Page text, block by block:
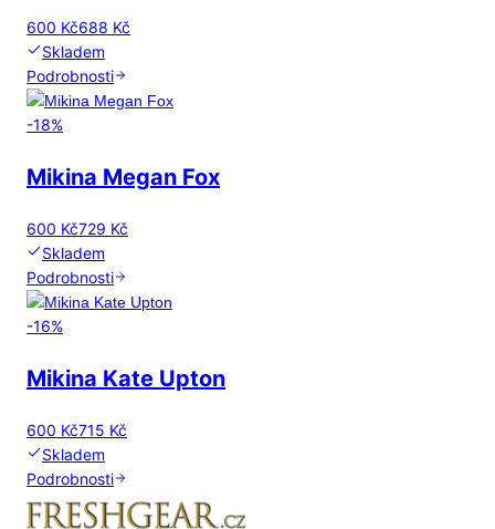
600 Kč688 Kč
Skladem
Podrobnosti
-18%
Mikina Megan Fox
600 Kč729 Kč
Skladem
Podrobnosti
-16%
Mikina Kate Upton
600 Kč715 Kč
Skladem
Podrobnosti